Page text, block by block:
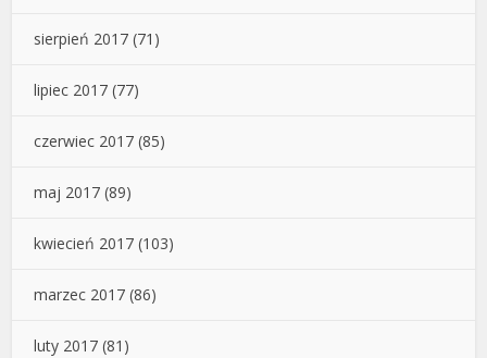
sierpień 2017 (71)
lipiec 2017 (77)
czerwiec 2017 (85)
maj 2017 (89)
kwiecień 2017 (103)
marzec 2017 (86)
luty 2017 (81)